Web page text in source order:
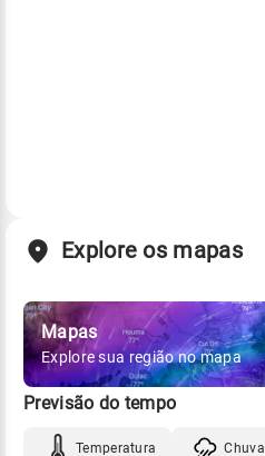
Explore os mapas
Mapas
Explore sua região no mapa
Previsão do tempo
Temperatura Chuva